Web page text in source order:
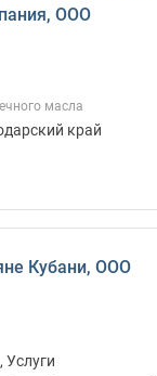
ООО
масла
край
Кубани, ООО
Услуги